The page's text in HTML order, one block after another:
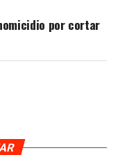
por cortar